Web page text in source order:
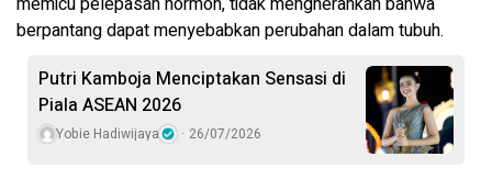
berpantang dapat menyebabkan perubahan dalam tubuh.
Putri Kamboja Menciptakan Sensasi di
Piala ASEAN 2026
Yobie Hadiwijaya 26/07/2026